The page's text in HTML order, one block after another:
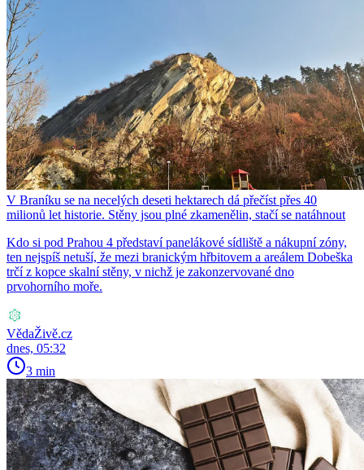
V Braníku se na necelých deseti hektarech dá přečíst přes 40
milionů let historie. Stěny jsou plné zkamenělin, stačí se natáhnout
Kdo si pod Prahou 4 představí panelákové sídliště a nákupní zóny,
ten nejspíš netuší, že mezi branickým hřbitovem a areálem Dobeška
trčí z kopce skalní stěny, v nichž je zakonzervované dno
prvohorního moře.
VědaŽivě.cz
dnes, 05:32
3 min